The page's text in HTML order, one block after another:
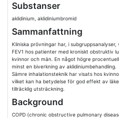
Substanser
aklidinium, aklidiniumbromid
Sammanfattning
Kliniska prövningar har, i
FEV1 hos patienter med kroniskt obstruktiv
kvinnor och män. En något högre
minst en biverkning av aklidiniumbehandling.
Sämre inhalationsteknik har visats hos
vilket kan ha betydelse för god effekt av
tillräcklig utsträckning.
Background
COPD (chronic obstructive pulmonary